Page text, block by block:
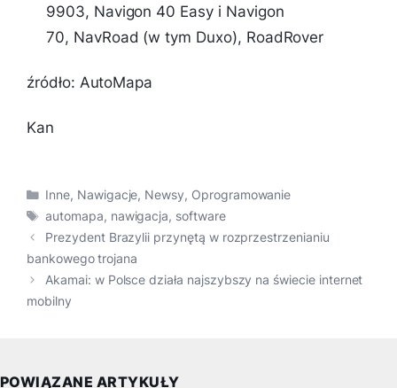
9903, Navigon 40 Easy i Navigon
70, NavRoad (w tym Duxo), RoadRover
źródło: AutoMapa
Kan
Kategorie
Inne, Nawigacje, Newsy, Oprogramowanie
Tagi
automapa, nawigacja, software
Prezydent Brazylii przynętą w rozprzestrzenianiu
bankowego trojana
Akamai: w Polsce działa najszybszy na świecie internet
mobilny
POWIĄZANE ARTYKUŁY